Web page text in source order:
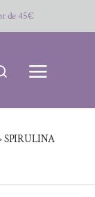
de 45€
SPIRULINA